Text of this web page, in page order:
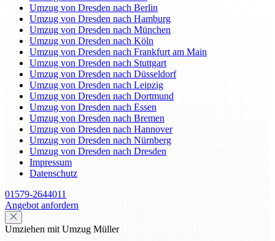
Umzug von Dresden nach Berlin
Umzug von Dresden nach Hamburg
Umzug von Dresden nach München
Umzug von Dresden nach Köln
Umzug von Dresden nach Frankfurt am Main
Umzug von Dresden nach Stuttgart
Umzug von Dresden nach Düsseldorf
Umzug von Dresden nach Leipzig
Umzug von Dresden nach Dortmund
Umzug von Dresden nach Essen
Umzug von Dresden nach Bremen
Umzug von Dresden nach Hannover
Umzug von Dresden nach Nürnberg
Umzug von Dresden nach Dresden
Impressum
Datenschutz
01579-2644011
Angebot anfordern
Umziehen mit Umzug Müller